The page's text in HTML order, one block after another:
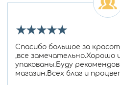
★★★★★
Спасибо большое за
,все замечательно.Хорошо
упакованы.Буду
магазин.Всех благ и